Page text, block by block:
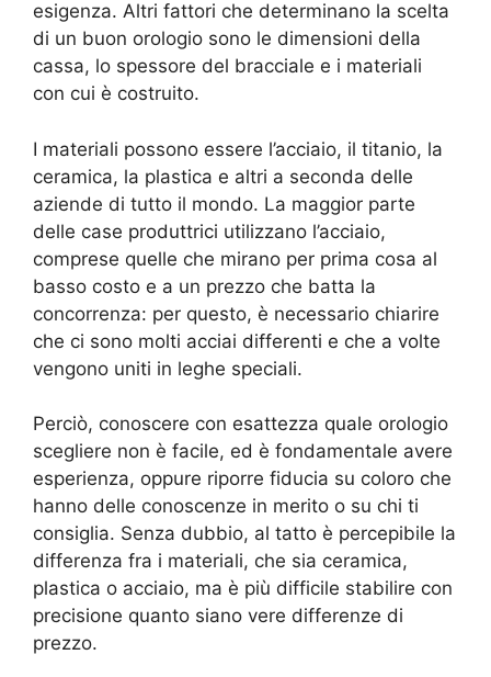
esigenza. Altri fattori che determinano la scelta
di un buon orologio sono le dimensioni della
cassa, lo spessore del bracciale e i materiali
con cui è costruito.
I materiali possono essere l’acciaio, il titanio, la
ceramica, la plastica e altri a seconda delle
aziende di tutto il mondo. La maggior parte
delle case produttrici utilizzano l’acciaio,
comprese quelle che mirano per prima cosa al
basso costo e a un prezzo che batta la
concorrenza: per questo, è necessario chiarire
che ci sono molti acciai differenti e che a volte
vengono uniti in leghe speciali.
Perciò, conoscere con esattezza quale orologio
scegliere non è facile, ed è fondamentale avere
esperienza, oppure riporre fiducia su coloro che
hanno delle conoscenze in merito o su chi ti
consiglia. Senza dubbio, al tatto è percepibile la
differenza fra i materiali, che sia ceramica,
plastica o acciaio, ma è più difficile stabilire con
precisione quanto siano vere differenze di
prezzo.